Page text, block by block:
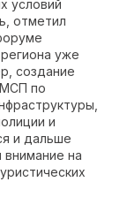
условий
отметил
уже
создание
МСП по
и
и дальше
внимание на